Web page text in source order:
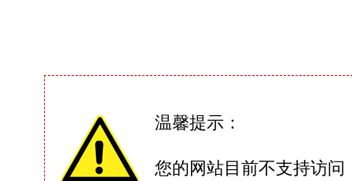
温馨提示：
您的网站目前不支持访